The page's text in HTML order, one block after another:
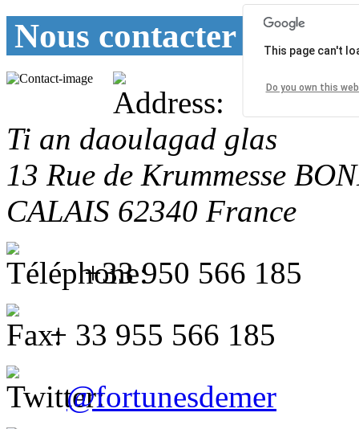
Nous contacter
Ti an daoulagad glas
13 Rue de Krummesse
CALAIS 62340 France
+33 950 566 185
+ 33 955 566 185
@fortunesdemer
This page can't
Do you own this